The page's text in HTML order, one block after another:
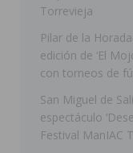
[
[ 05/
Torrevieja
Pilar de la
edición de ‘El
con torneos de
San Miguel de
espectáculo
Festival ManIAC